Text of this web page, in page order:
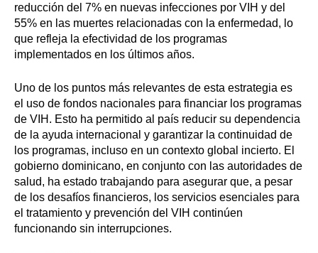
reducción del 7% en nuevas infecciones por VIH y del
55% en las muertes relacionadas con la enfermedad, lo
que refleja la efectividad de los programas
implementados en los últimos años.
Uno de los puntos más relevantes de esta estrategia es
el uso de fondos nacionales para financiar los programas
de VIH. Esto ha permitido al país reducir su dependencia
de la ayuda internacional y garantizar la continuidad de
los programas, incluso en un contexto global incierto. El
gobierno dominicano, en conjunto con las autoridades de
salud, ha estado trabajando para asegurar que, a pesar
de los desafíos financieros, los servicios esenciales para
el tratamiento y prevención del VIH continúen
funcionando sin interrupciones.